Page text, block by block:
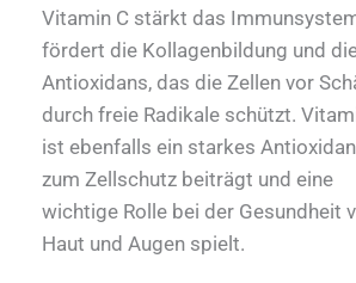
Vitamin C stärkt das
fördert die Kollagenbildung und
Antioxidans, das die Zellen vor
durch freie Radikale schützt.
ist ebenfalls ein starkes
zum Zellschutz beiträgt und eine
wichtige Rolle bei der Gesundheit
Haut und Augen spielt.